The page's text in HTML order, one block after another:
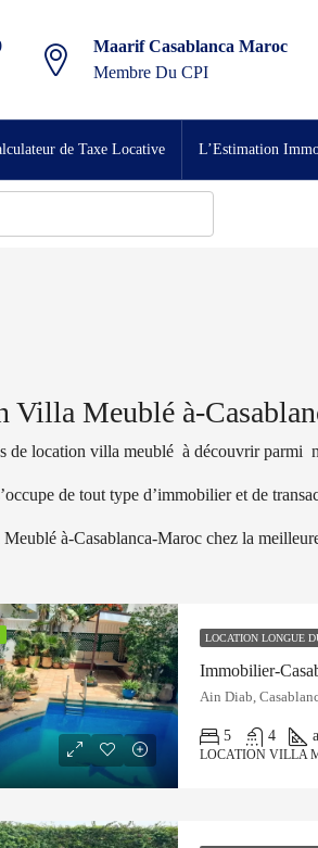
Maarif Casablanca Maroc
Membre Du CPI
de Taxe Locative L’Estimation
Villa Meublé à-
de location villa meublé à découvrir parmi
de tout type d’immobilier et de
à-Casablanca-Maroc chez la
LOCATION LONGUE
Ain Diab,
5 4
LOCATION VILLA